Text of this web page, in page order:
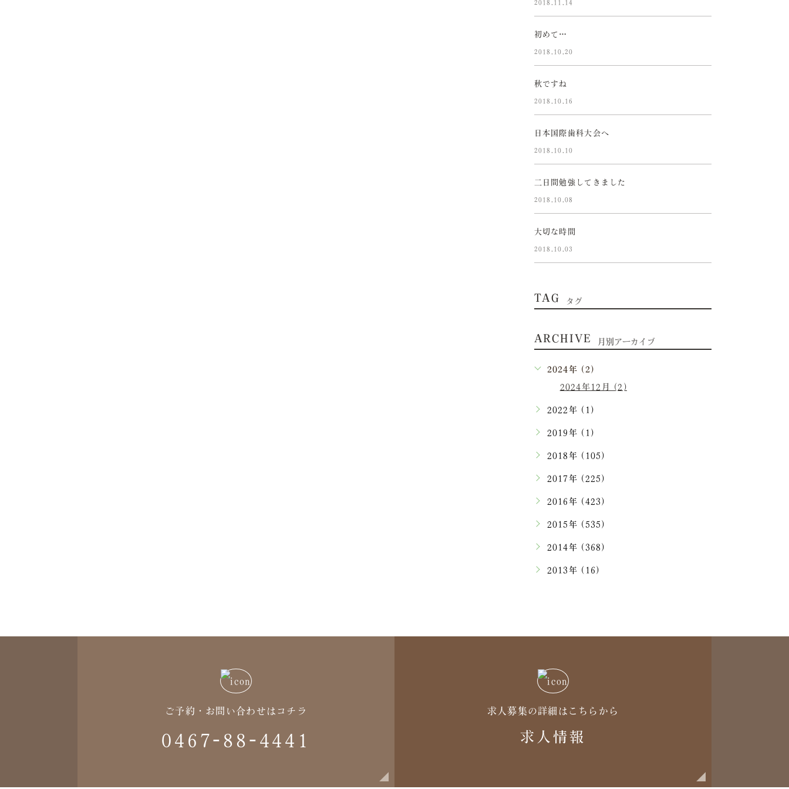
2018.11.14
初めて…
2018.10.20
秋ですね
2018.10.16
日本国際歯科大会へ
2018.10.10
二日間勉強してきました
2018.10.08
大切な時間
2018.10.03
TAG タグ
ARCHIVE 月別アーカイブ
2024年 (2)
2024年12月 (2)
2022年 (1)
2019年 (1)
2018年 (105)
2017年 (225)
2016年 (423)
2015年 (535)
2014年 (368)
2013年 (16)
ご予約・お問い合わせはコチラ
0467-88-4441
求人募集の詳細はこちらから
求人情報